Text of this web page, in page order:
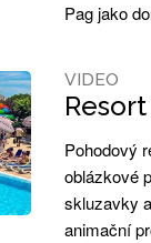
Pag jako
VIDEO
Pohodový
oblázkové
skluzavky
animační